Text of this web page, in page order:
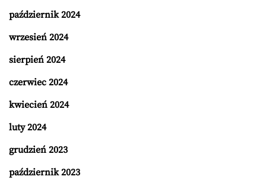
październik 2024
wrzesień 2024
sierpień 2024
czerwiec 2024
kwiecień 2024
luty 2024
grudzień 2023
październik 2023